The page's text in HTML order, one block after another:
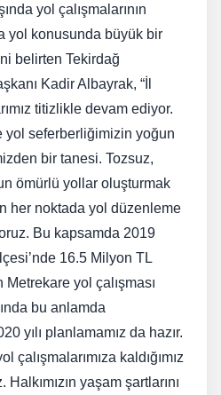
yol çalışmalarının
yol konusunda büyük bir
belirten Tekirdağ
Kadir Albayrak, “İl
titizlikle devam ediyor.
yol seferberliğimizin yoğun
bir tanesi. Tozsuz,
ömürlü yollar oluşturmak
her noktada yol düzenleme
Bu kapsamda 2019
16.5 Milyon TL
Metrekare yol çalışması
bu anlamda
yılı planlamamız da hazır.
çalışmalarımıza kaldığımız
yaşam şartlarını